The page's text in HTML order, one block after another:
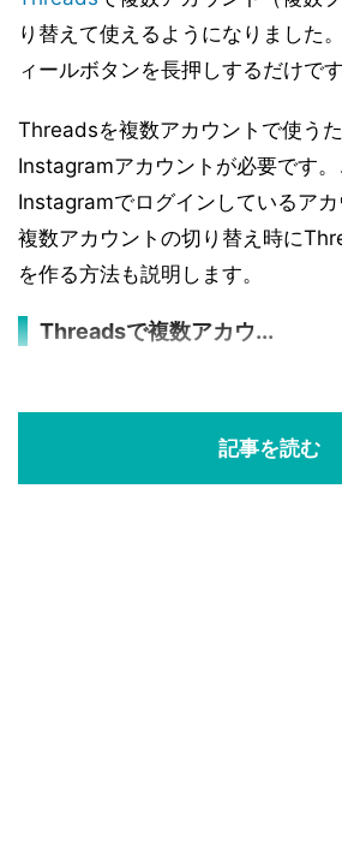
り替えて使えるようになりました
ィールボタンを長押しするだけです
Threadsを複数アカウントで使うた
Instagramアカウントが必要です
Instagramでログインしているアカ
複数アカウントの切り替え時に
を作る方法も説明します。
Threadsで複数アカウ...
記事を読む